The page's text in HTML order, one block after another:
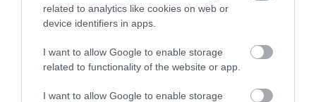
related to analytics like cookies on web or
device identifiers in apps.
I want to allow Google to enable storage
related to functionality of the website or app.
I want to allow Google to enable storage
INGATLAN